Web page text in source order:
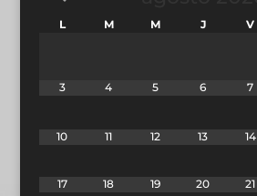
L M M J V
3 4 5 6 7
10 11 12 13 14
17 18 19 20 21